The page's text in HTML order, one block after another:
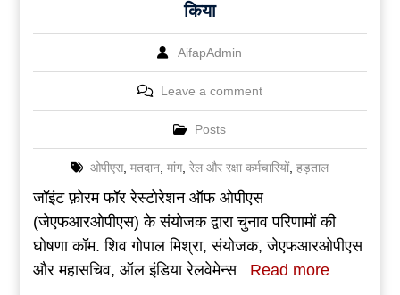
किया
AifapAdmin
Leave a comment
Posts
ओपीएस,मतदान,मांग,रेल और रक्षा कर्मचारियों,हड़ताल
जॉइंट फ़ोरम फॉर रेस्टोरेशन ऑफ ओपीएस
(जेएफआरओपीएस) के संयोजक द्वारा चुनाव परिणामों की
घोषणा कॉम. शिव गोपाल मिश्रा, संयोजक, जेएफआरओपीएस
और महासचिव, ऑल इंडिया रेलवेमेन्स
Read more